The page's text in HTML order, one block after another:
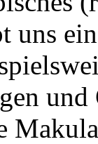
uns